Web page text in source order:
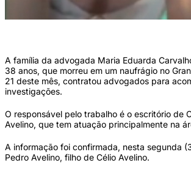
A família da advogada Maria Eduarda
38 anos, que morreu em um naufrágio no
21 deste mês, contratou advogados para
investigações.
O responsável pelo trabalho é o escritório de
Avelino, que tem atuação principalmente na
A informação foi confirmada, nesta segunda
Pedro Avelino, filho de Célio Avelino.